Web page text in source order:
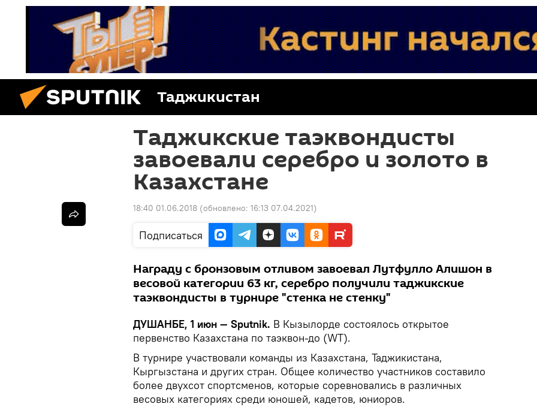
Таджикистан
Таджикские таэквондисты
завоевали серебро и золото в
Казахстане
18:40 01.06.2018 (обновлено: 16:13 07.04.2021)
Подписаться
Награду с бронзовым отливом завоевал Лутфулло Алишон в
весовой категории 63 кг, серебро получили таджикские
таэквондисты в турнире "стенка не стенку"
ДУШАНБЕ, 1 июн — Sputnik. В Кызылорде состоялось открытое
первенство Казахстана по таэквон-до (WT).
В турнире участвовали команды из Казахстана, Таджикистана,
Кыргызстана и других стран. Общее количество участников составило
более двухсот спортсменов, которые соревновались в различных
весовых категориях среди юношей, кадетов, юниоров.